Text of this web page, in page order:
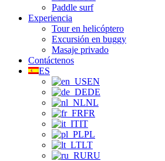
Paddle surf
Experiencia
Tour en helicóptero
Excursión en buggy
Masaje privado
Contáctenos
ES
EN
DE
NL
FR
IT
PL
LT
RU